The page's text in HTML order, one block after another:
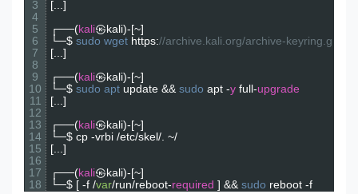
5
6
9
10
11
13
14
15
17
18
┌──(kali㉿kali
└─$ sudo wget https://archive.kali.org/archive-
┌──(kali㉿kali
└─$ sudo apt update && sudo apt -y full-upgrade
┌──(kali㉿kali
└─ $ cp -vrbi /etc/ skel
┌──(kali㉿kali
└─ $ [ -f /var/run/reboot-required ] && sudo reboot